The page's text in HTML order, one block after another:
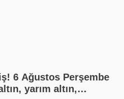
yarım altın,